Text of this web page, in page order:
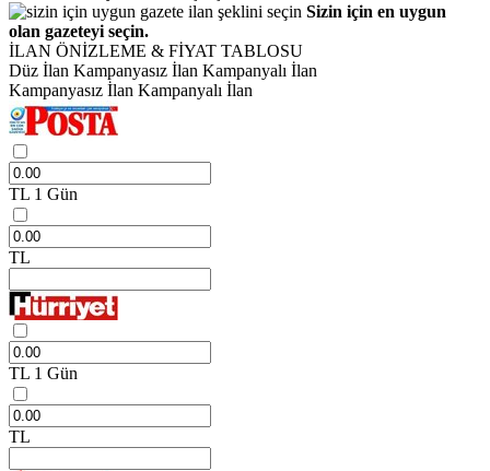
Sizin için en uygun
olan gazeteyi seçin.
İLAN ÖNİZLEME & FİYAT TABLOSU
Düz İlan Kampanyasız İlan Kampanyalı İlan
Kampanyasız İlan Kampanyalı İlan
TL 1 Gün
TL
TL 1 Gün
TL